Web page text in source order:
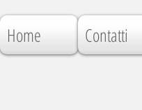
Home Contatti